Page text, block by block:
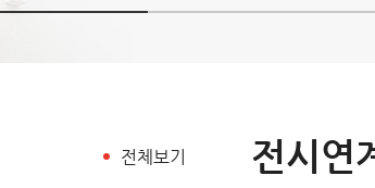
전체보기 전시연